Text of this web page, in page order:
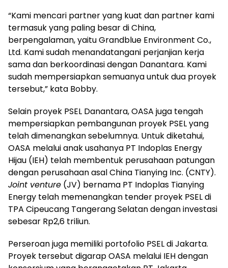
“Kami mencari partner yang kuat dan partner kami
termasuk yang paling besar di China,
berpengalaman, yaitu Grandblue Environment Co.,
Ltd. Kami sudah menandatangani perjanjian kerja
sama dan berkoordinasi dengan Danantara. Kami
sudah mempersiapkan semuanya untuk dua proyek
tersebut,” kata Bobby.
Selain proyek PSEL Danantara, OASA juga tengah
mempersiapkan pembangunan proyek PSEL yang
telah dimenangkan sebelumnya. Untuk diketahui,
OASA melalui anak usahanya PT Indoplas Energy
Hijau (IEH) telah membentuk perusahaan patungan
dengan perusahaan asal China Tianying Inc. (CNTY).
Joint venture (JV) bernama PT Indoplas Tianying
Energy telah memenangkan tender proyek PSEL di
TPA Cipeucang Tangerang Selatan dengan investasi
sebesar Rp2,6 triliun.
Perseroan juga memiliki portofolio PSEL di Jakarta.
Proyek tersebut digarap OASA melalui IEH dengan